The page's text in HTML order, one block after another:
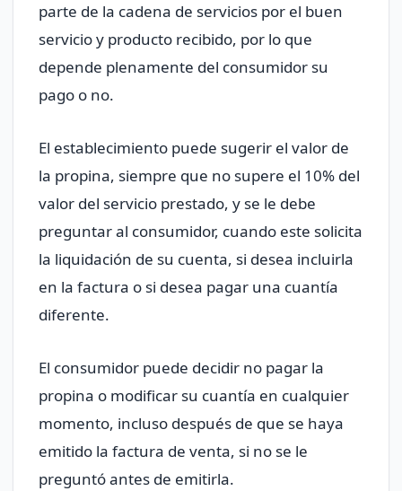
parte de la cadena de servicios por el buen
servicio y producto recibido, por lo que
depende plenamente del consumidor su
pago o no.
El establecimiento puede sugerir el valor de
la propina, siempre que no supere el 10% del
valor del servicio prestado, y se le debe
preguntar al consumidor, cuando este solicita
la liquidación de su cuenta, si desea incluirla
en la factura o si desea pagar una cuantía
diferente.
El consumidor puede decidir no pagar la
propina o modificar su cuantía en cualquier
momento, incluso después de que se haya
emitido la factura de venta, si no se le
preguntó antes de emitirla.